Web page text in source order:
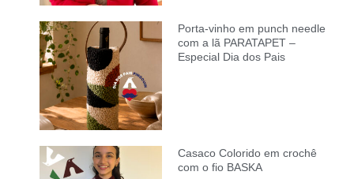
Porta-vinho em punch needle
com a lã PARATAPET –
Especial Dia dos Pais
Casaco Colorido em crochê
com o fio BASKA